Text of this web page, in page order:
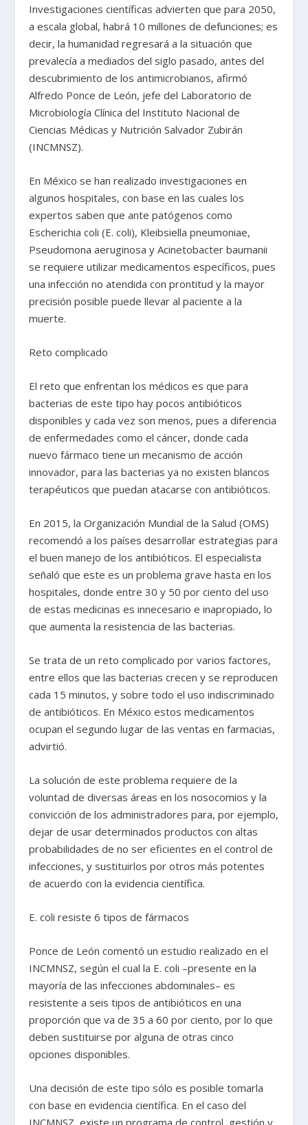
Investigaciones científicas advierten que para 2050,
a escala global, habrá 10 millones de defunciones; es
decir, la humanidad regresará a la situación que
prevalecía a mediados del siglo pasado, antes del
descubrimiento de los antimicrobianos, afirmó
Alfredo Ponce de León, jefe del Laboratorio de
Microbiología Clínica del Instituto Nacional de
Ciencias Médicas y Nutrición Salvador Zubirán
(INCMNSZ).
En México se han realizado investigaciones en
algunos hospitales, con base en las cuales los
expertos saben que ante patógenos como
Escherichia coli (E. coli), Kleibsiella pneumoniae,
Pseudomona aeruginosa y Acinetobacter baumanii
se requiere utilizar medicamentos específicos, pues
una infección no atendida con prontitud y la mayor
precisión posible puede llevar al paciente a la
muerte.
Reto complicado
El reto que enfrentan los médicos es que para
bacterias de este tipo hay pocos antibióticos
disponibles y cada vez son menos, pues a diferencia
de enfermedades como el cáncer, donde cada
nuevo fármaco tiene un mecanismo de acción
innovador, para las bacterias ya no existen blancos
terapéuticos que puedan atacarse con antibióticos.
En 2015, la Organización Mundial de la Salud (OMS)
recomendó a los países desarrollar estrategias para
el buen manejo de los antibióticos. El especialista
señaló que este es un problema grave hasta en los
hospitales, donde entre 30 y 50 por ciento del uso
de estas medicinas es innecesario e inapropiado, lo
que aumenta la resistencia de las bacterias.
Se trata de un reto complicado por varios factores,
entre ellos que las bacterias crecen y se reproducen
cada 15 minutos, y sobre todo el uso indiscriminado
de antibióticos. En México estos medicamentos
ocupan el segundo lugar de las ventas en farmacias,
advirtió.
La solución de este problema requiere de la
voluntad de diversas áreas en los nosocomios y la
convicción de los administradores para, por ejemplo,
dejar de usar determinados productos con altas
probabilidades de no ser eficientes en el control de
infecciones, y sustituirlos por otros más potentes
de acuerdo con la evidencia científica.
E. coli resiste 6 tipos de fármacos
Ponce de León comentó un estudio realizado en el
INCMNSZ, según el cual la E. coli –presente en la
mayoría de las infecciones abdominales– es
resistente a seis tipos de antibióticos en una
proporción que va de 35 a 60 por ciento, por lo que
deben sustituirse por alguna de otras cinco
opciones disponibles.
Una decisión de este tipo sólo es posible tomarla
con base en evidencia científica. En el caso del